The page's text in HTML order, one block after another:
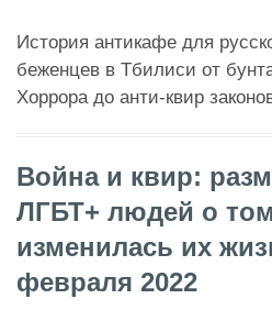
История антикафе для
беженцев в Тбилиси от
Хоррора до анти-квир
Война и квир:
ЛГБТ+ людей о
изменилась их
февраля 2022